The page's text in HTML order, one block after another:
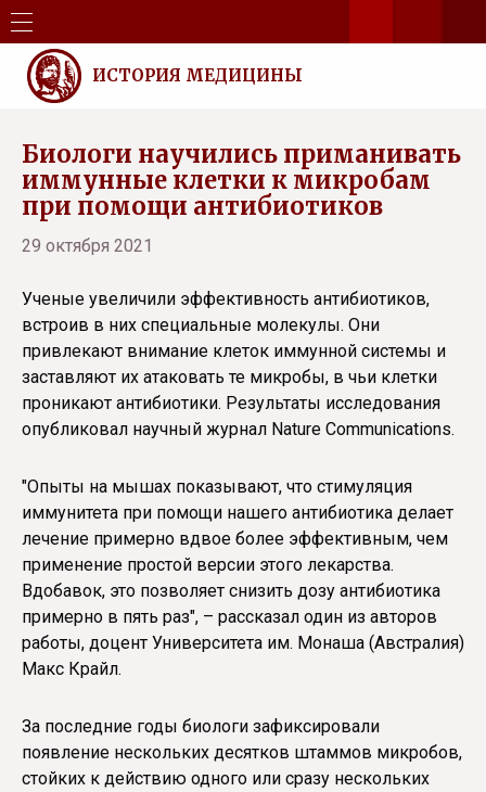
ИСТОРИЯ МЕДИЦИНЫ
Биологи научились приманивать
иммунные клетки к микробам
при помощи антибиотиков
29 октября 2021
Ученые увеличили эффективность антибиотиков,
встроив в них специальные молекулы. Они
привлекают внимание клеток иммунной системы и
заставляют их атаковать те микробы, в чьи клетки
проникают антибиотики. Результаты исследования
опубликовал научный журнал Nature Communications.
"Опыты на мышах показывают, что стимуляция
иммунитета при помощи нашего антибиотика делает
лечение примерно вдвое более эффективным, чем
применение простой версии этого лекарства.
Вдобавок, это позволяет снизить дозу антибиотика
примерно в пять раз", – рассказал один из авторов
работы, доцент Университета им. Монаша (Австралия)
Макс Крайл.
За последние годы биологи зафиксировали
появление нескольких десятков штаммов микробов,
стойких к действию одного или сразу нескольких